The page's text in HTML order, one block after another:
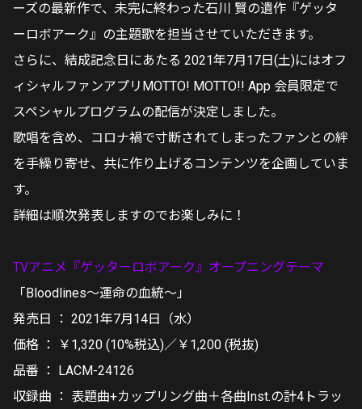
ーズの最新作で、未完に終わった石川 賢の遺作『ゲッタ
ーロボアーク』の主題歌を担当させていただきます。
さらに、結成記念日にあたる 2021年7月17日(土)にはオフ
ィシャルファンアプリMOTTO! MOTTO!! App 会員限定で
スペシャルプログラムの配信が決定しました。
歌唱を含め、コロナ禍で寸断されてしまったファンとの絆
を手繰り寄せ、共に作り上げるコンテンツを企画していま
す。
詳細は順次発表しますのでお楽しみに！
TVアニメ『ゲッターロボアーク』オープニングテーマ
「Bloodlines〜運命の血統〜」
発売日 ： 2021年7月14日（水）
価格 ： ￥1,320 (10%税込)／￥1,200 (税抜)
品番 ： LACM-24126
収録曲 ： 表題曲+カップリング曲＋各曲Inst.の計4トラッ